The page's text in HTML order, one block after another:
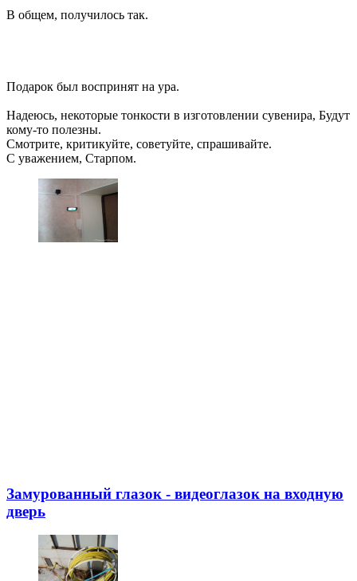
В общем, получилось так.
Подарок был воспринят на ура.
Надеюсь, некоторые тонкости в изготовлении сувенира, Будут
кому-то полезны.
Смотрите, критикуйте, советуйте, спрашивайте.
С уважением, Старпом.
Замурованный глазок - видеоглазок на входную
дверь